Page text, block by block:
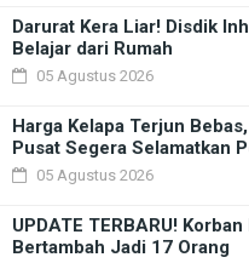
Darurat Kera Liar! Disdik
Belajar dari Rumah
05 Agustus 2026
Harga Kelapa Terjun
Pusat Segera Selamatkan
05 Agustus 2026
UPDATE TERBARU!
Bertambah Jadi 17 Orang